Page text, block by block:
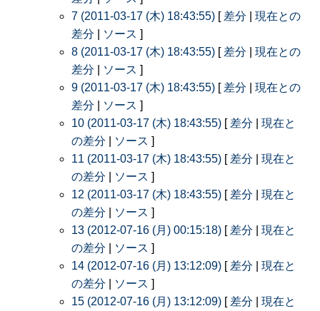
7 (2011-03-17 (木) 18:43:55) [ 差分
現在との
差分
ソース ]
8 (2011-03-17 (木) 18:43:55) [ 差分
現在との
差分
ソース ]
9 (2011-03-17 (木) 18:43:55) [ 差分
現在との
差分
ソース ]
10 (2011-03-17 (木) 18:43:55) [ 差分
現在と
の差分
ソース ]
11 (2011-03-17 (木) 18:43:55) [ 差分
現在と
の差分
ソース ]
12 (2011-03-17 (木) 18:43:55) [ 差分
現在と
の差分
ソース ]
13 (2012-07-16 (月) 00:15:18) [ 差分
現在と
の差分
ソース ]
14 (2012-07-16 (月) 13:12:09) [ 差分
現在と
の差分
ソース ]
15 (2012-07-16 (月) 13:12:09) [ 差分 現在と